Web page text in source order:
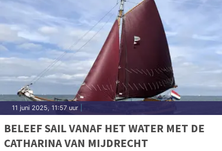
11 juni 2025, 11:57 uur
BELEEF SAIL VANAF HET WATER MET DE
CATHARINA VAN MIJDRECHT